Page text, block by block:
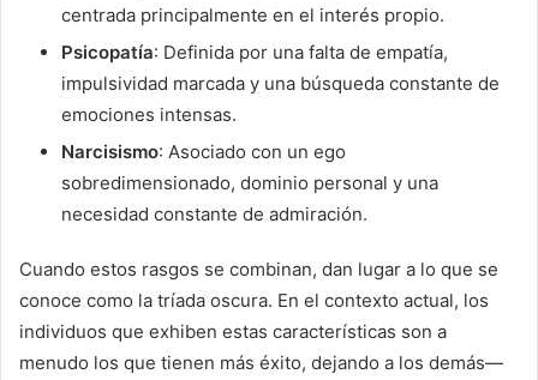
centrada principalmente en el interés propio.
Psicopatía: Definida por una falta de empatía,
impulsividad marcada y una búsqueda constante de
emociones intensas.
Narcisismo: Asociado con un ego
sobredimensionado, dominio personal y una
necesidad constante de admiración.
Cuando estos rasgos se combinan, dan lugar a lo que se
conoce como la tríada oscura. En el contexto actual, los
individuos que exhiben estas características son a
menudo los que tienen más éxito, dejando a los demás—